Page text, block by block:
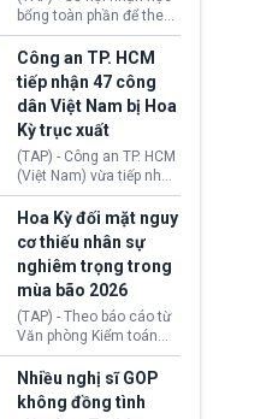
đến thị trường năng
lượng, kéo giá dầu thế
giới lùi sâu xuống dưới
mức 80 USD/thùng.
bổng toàn phần để theo
học chương trình thạc sĩ
tại Vương quốc Anh đã
chính thức quay trở lại.
Học bổng Chevening
2027/28 của Chính phủ
Anh vừa mở cổng ứng
tuyển dành riêng ứng
viên Việt Nam, hỗ trợ
toàn bộ chi phí học tập
cùng nhiều quyền lợi
trong suốt một năm
học.
Công an TP. HCM
tiếp nhận 47 công
dân Việt Nam bị Hoa
Kỳ trục xuất
(TAP) - Công an TP. HCM
(Việt Nam) vừa tiếp nhận
47 công dân Việt Nam bị
Hoa Kỳ trục xuất về
nước. Đây là đợt có số
lượng lớn nhất từ đầu
năm 2026 đến nay, phản
ánh xu hướng gia tăng
các trường hợp trục
xuất.
Hoa Kỳ đối mặt nguy
cơ thiếu nhân sự
nghiêm trọng trong
mùa bão 2026
(TAP) - Theo báo cáo từ
Văn phòng Kiểm toán
Chính phủ (GAO), Cơ
quan Quản lý Khẩn cấp
Liên bang (FEMA) thuộc
Bộ An ninh Nội địa Hoa
Nhiều nghị sĩ GOP
không đồng tình